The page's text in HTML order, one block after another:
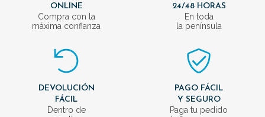
ONLINE
Compra con la
máxima confianza
24/48 HORAS
En toda
la península
DEVOLUCIÓN
FÁCIL
Dentro de
PAGO FÁCIL
Y SEGURO
Paga tu pedido